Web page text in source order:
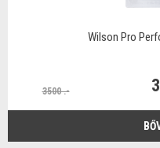
Wilson Pro
3500 .-